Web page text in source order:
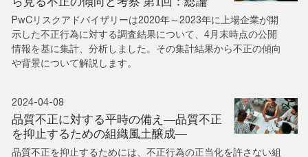
PwCリスクアドバイザリーは2020年～2023年に上場企業が開
示した不正行為に対する調査結果について、4月末時点の公開
情報を基に集計、分析しました。その集計結果から不正の傾向
や背景について解説します。
2024-04-08
品質不正に対する平時の備え―品質不正
を抑止するための組織風土醸成―
品質不正を抑止するためには、不正行為の正当化を許さない組